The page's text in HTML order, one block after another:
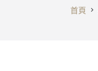
首頁